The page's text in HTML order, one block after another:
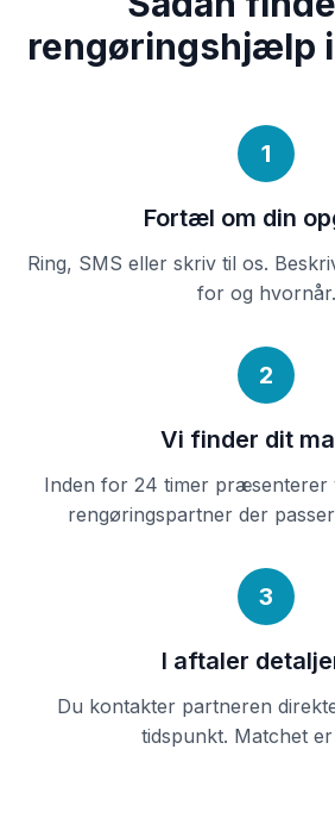
rengøringshjælp
1
Fortæl om din
Ring, SMS eller skriv til os.
for og hvornår.
2
Vi finder dit
Inden for 24 timer præsenterer
rengøringspartner der
3
I aftaler
Du kontakter partneren
tidspunkt. Matchet er